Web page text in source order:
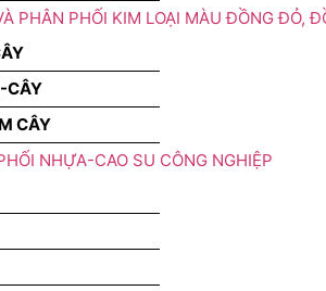
PHÂN PHỐI KIM LOẠI MÀU ĐỒNG ĐỎ,
CÂY
CÂY
NHỰA-CAO SU CÔNG NGHIỆP